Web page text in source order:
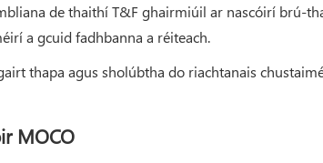
de thaithí T&F ghairmiúil ar nascóirí brú-
a gcuid fadhbanna a réiteach.
thapa agus sholúbtha do riachtanais
MOCO